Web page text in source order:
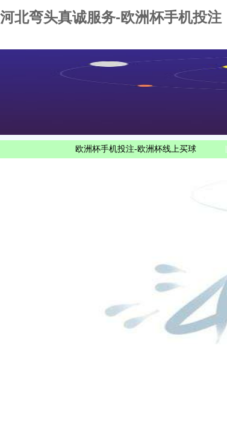
河北弯头真诚服务-欧洲杯手机投注
欧洲杯手机投注-欧洲杯线上买球